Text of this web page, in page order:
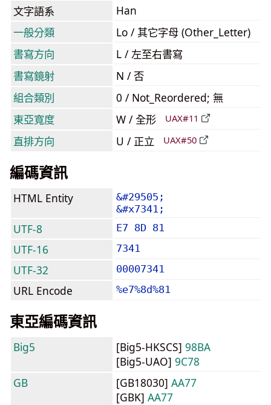
文字語系
Han
一般分類
Lo / 其它字母 (Other_Letter)
書寫方向
L / 左至右書寫
書寫鏡射
N / 否
組合類別
0 / Not_Reordered; 無
東亞寬度
W / 全形 UAX#11
直排方向 U / 正立 UAX#50
編碼資訊
HTML Entity
&#29505;
&#x7341;
UTF-8 E7 8D 81
UTF-16 7341
UTF-32 00007341
URL Encode %e7%8d%81
東亞編碼資訊
Big5 [Big5-HKSCS] 98BA
[Big5-UAO] 9C78
GB
[GB18030] AA77
[GBK] AA77